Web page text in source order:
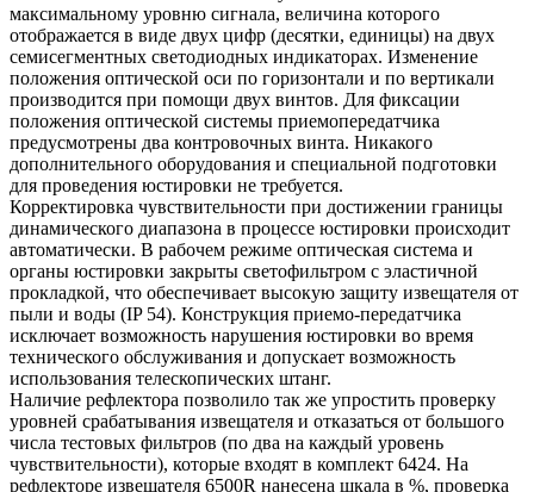
максимальному уровню сигнала, величина которого
отображается в виде двух цифр (десятки, единицы) на двух
семисегментных светодиодных индикаторах. Изменение
положения оптической оси по горизонтали и по вертикали
производится при помощи двух винтов. Для фиксации
положения оптической системы приемопередатчика
предусмотрены два контровочных винта. Никакого
дополнительного оборудования и специальной подготовки
для проведения юстировки не требуется.
Корректировка чувствительности при достижении границы
динамического диапазона в процессе юстировки происходит
автоматически. В рабочем режиме оптическая система и
органы юстировки закрыты светофильтром с эластичной
прокладкой, что обеспечивает высокую защиту извещателя от
пыли и воды (IP 54). Конструкция приемо-передатчика
исключает возможность нарушения юстировки во время
технического обслуживания и допускает возможность
использования телескопических штанг.
Наличие рефлектора позволило так же упростить проверку
уровней срабатывания извещателя и отказаться от большого
числа тестовых фильтров (по два на каждый уровень
чувствительности), которые входят в комплект 6424. На
рефлекторе извещателя 6500R нанесена шкала в %, проверка